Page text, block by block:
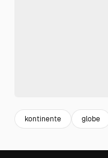
kontinente globe